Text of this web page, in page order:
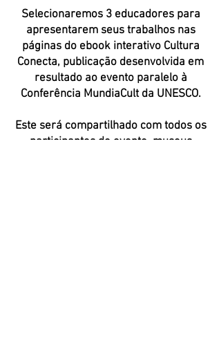
Selecionaremos 3 educadorespara
apresentarem seus trabalhos nas
páginas do ebook interativo Cultura
Conecta, publicação desenvolvida em
resultado ao evento paralelo à
Conferência MundiaCult da UNESCO.
Este será compartilhado com todos os
participantes do evento, museus